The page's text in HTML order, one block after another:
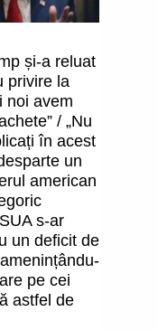
și-a reluat
privire la
noi avem
/ „Nu
în acest
un
american
s-ar
un deficit de
pe cei
astfel de